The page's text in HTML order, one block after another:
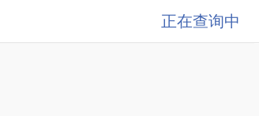
正在查询中